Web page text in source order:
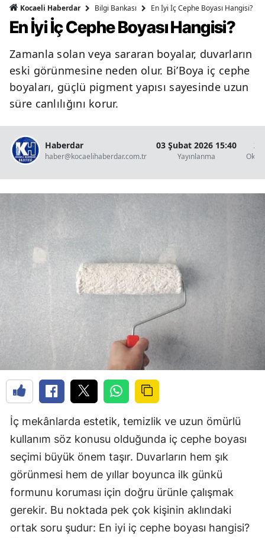
Kocaeli Haberdar Bilgi Bankası En İyi İç Cephe Boyası Hangisi?
En İyi İç Cephe Boyası Hangisi?
Zamanla solan veya sararan boyalar, duvarların
eski görünmesine neden olur. Bi’Boya iç cephe
boyaları, güçlü pigment yapısı sayesinde uzun
süre canlılığını korur.
Haberdar
haber@kocaelihaberdar.com.tr
03 Şubat 2026 15:40
Yayınlanma
2
İç mekânlarda estetik, temizlik ve uzun ömürlü
kullanım söz konusu olduğunda iç cephe boyası
seçimi büyük önem taşır. Duvarların hem şık
görünmesi hem de yıllar boyunca ilk günkü
formunu koruması için doğru ürünle çalışmak
gerekir. Bu noktada pek çok kişinin aklındaki
ortak soru şudur: En iyi iç cephe boyası hangisi?